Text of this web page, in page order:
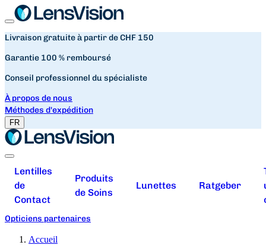
Livraison gratuite à partir de CHF 150
Garantie 100 % remboursé
Conseil professionnel du spécialiste
À propos de nous
Méthodes d'expédition
FR
Lentilles
de
Contact
Produits
de Soins
Lunettes Ratgeber
Opticiens partenaires
Accueil